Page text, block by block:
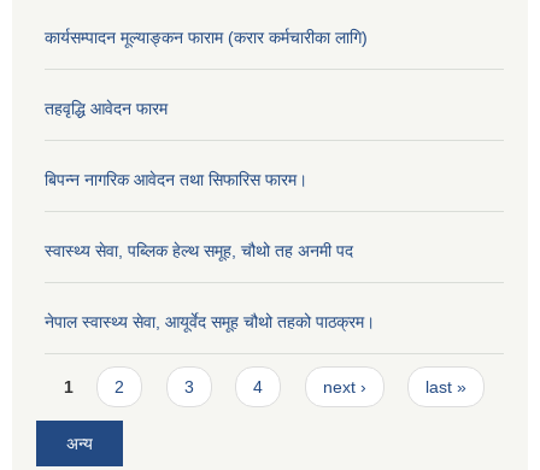
कार्यसम्पादन मूल्याङ्कन फाराम (करार कर्मचारीका लागि)
तहवृद्धि आवेदन फारम
बिपन्‍न नागरिक आवेदन तथा सिफारिस फारम।
स्वास्थ्य सेवा, पब्लिक हेल्‍थ समूह, चौथो तह अनमी पद
नेपाल स्वास्थ्य सेवा, आयूर्वेद समूह चौथो तहको पाठक्रम।
Pages
1 2 3 4 next › last »
अन्य